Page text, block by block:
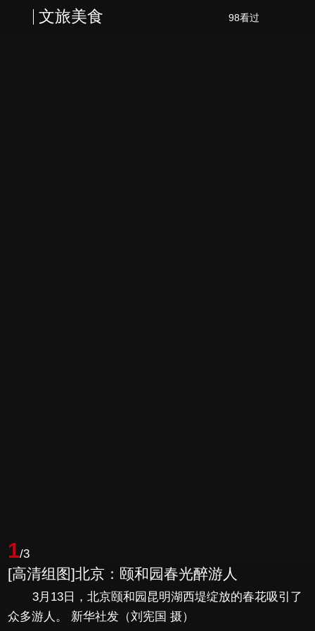
文旅美食 98看过
1/3
[高清组图]北京：颐和园春光醉游人
3月13日，北京颐和园昆明湖西堤绽放的春花吸引了
众多游人。 新华社发（刘宪国 摄）